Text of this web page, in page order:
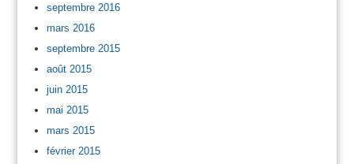
septembre 2016
mars 2016
septembre 2015
août 2015
juin 2015
mai 2015
mars 2015
février 2015